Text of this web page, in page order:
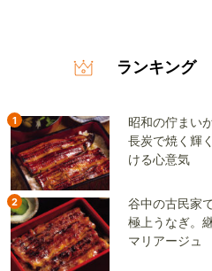
ランキング
1
昭和の佇まい
長炭で焼く輝
ける心意気
2
谷中の古民家
極上うなぎ。
マリアージュ